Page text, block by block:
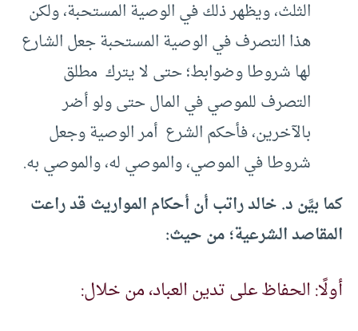
الثلث، ويظهر ذلك في الوصية المستحبة، ولكن
هذا التصرف في الوصية المستحبة جعل الشارع
لها شروطا وضوابط؛ حتى لا يترك مطلق
التصرف للموصي في المال حتى ولو أضر
بالآخرين، فأحكم الشرع أمر الوصية وجعل
شروطا في الموصي، والموصي له، والموصي به.
كما بيَّن د. خالد راتب أن أحكام المواريث قد راعت
المقاصد الشرعية؛ من حيث:
أولًا: الحفاظ على تدين العباد، من خلال: